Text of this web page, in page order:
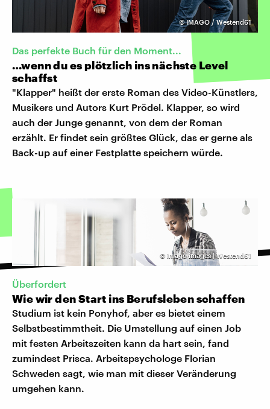
©IMAGO / Westend61
Das perfekte Buch für den Moment...
…wenn du es plötzlich ins nächste Level
schaffst
"Klapper" heißt der erste Roman des Video-Künstlers,
Musikers und Autors Kurt Prödel. Klapper, so wird
auch der Junge genannt, von dem der Roman
erzählt. Er findet sein größtes Glück, das er gerne als
Back-up auf einer Festplatte speichern würde.
© imago images | Westend61
Überfordert
Wie wir den Start ins Berufsleben schaffen
Studium ist kein Ponyhof, aber es bietet einem
Selbstbestimmtheit. Die Umstellung auf einen Job
mit festen Arbeitszeiten kann da hart sein, fand
zumindest Prisca. Arbeitspsychologe Florian
Schweden sagt, wie man mit dieser Veränderung
umgehen kann.